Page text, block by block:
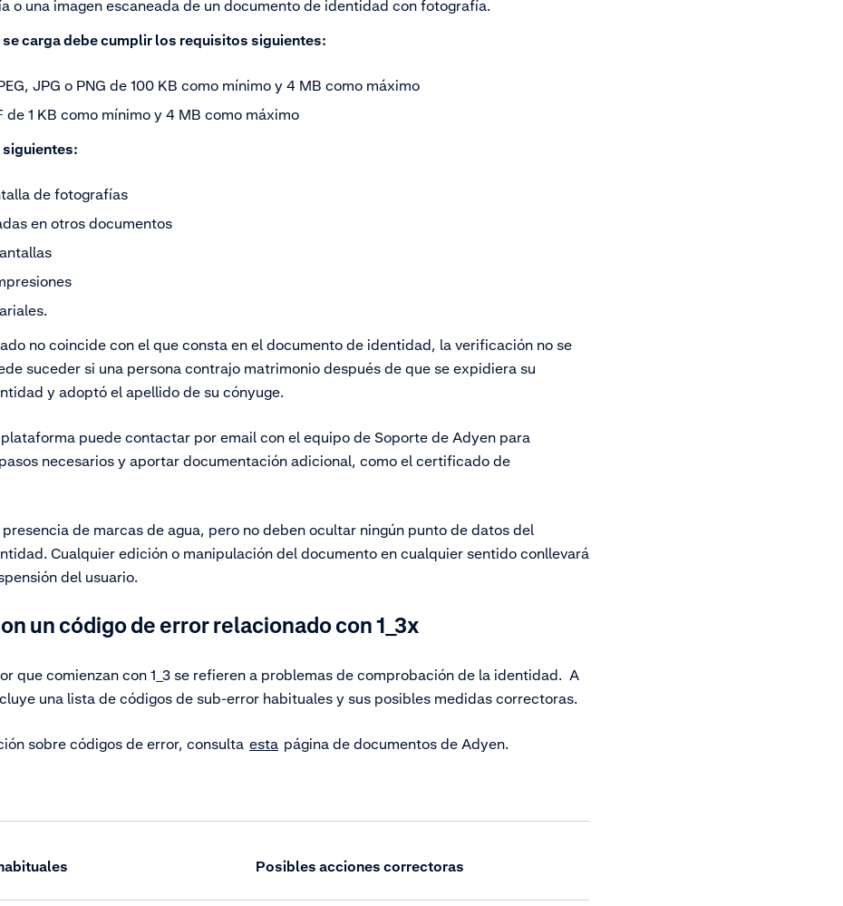
o una imagen escaneada de un documento de identidad con fotografía.
se carga debe cumplir los requisitos siguientes:
JPG o PNG de 100 KB como mínimo y 4 MB como máximo
de 1 KB como mínimo y 4 MB como máximo
siguientes:
de fotografías
en otros documentos
no coincide con el que consta en el documento de identidad, la verificación no se
suceder si una persona contrajo matrimonio después de que se expidiera su
y adoptó el apellido de su cónyuge.
plataforma puede contactar por email con el equipo de Soporte de Adyen para
necesarios y aportar documentación adicional, como el certificado de
de marcas de agua, pero no deben ocultar ningún punto de datos del
Cualquier edición o manipulación del documento en cualquier sentido conllevará
del usuario.
un código de error relacionado con 1_3x
que comienzan con 1_3 se refieren a problemas de comprobación de la identidad. A
una lista de códigos de sub-error habituales y sus posibles medidas correctoras.
sobre códigos de error, consulta esta página de documentos de Adyen.
Posibles acciones correctoras